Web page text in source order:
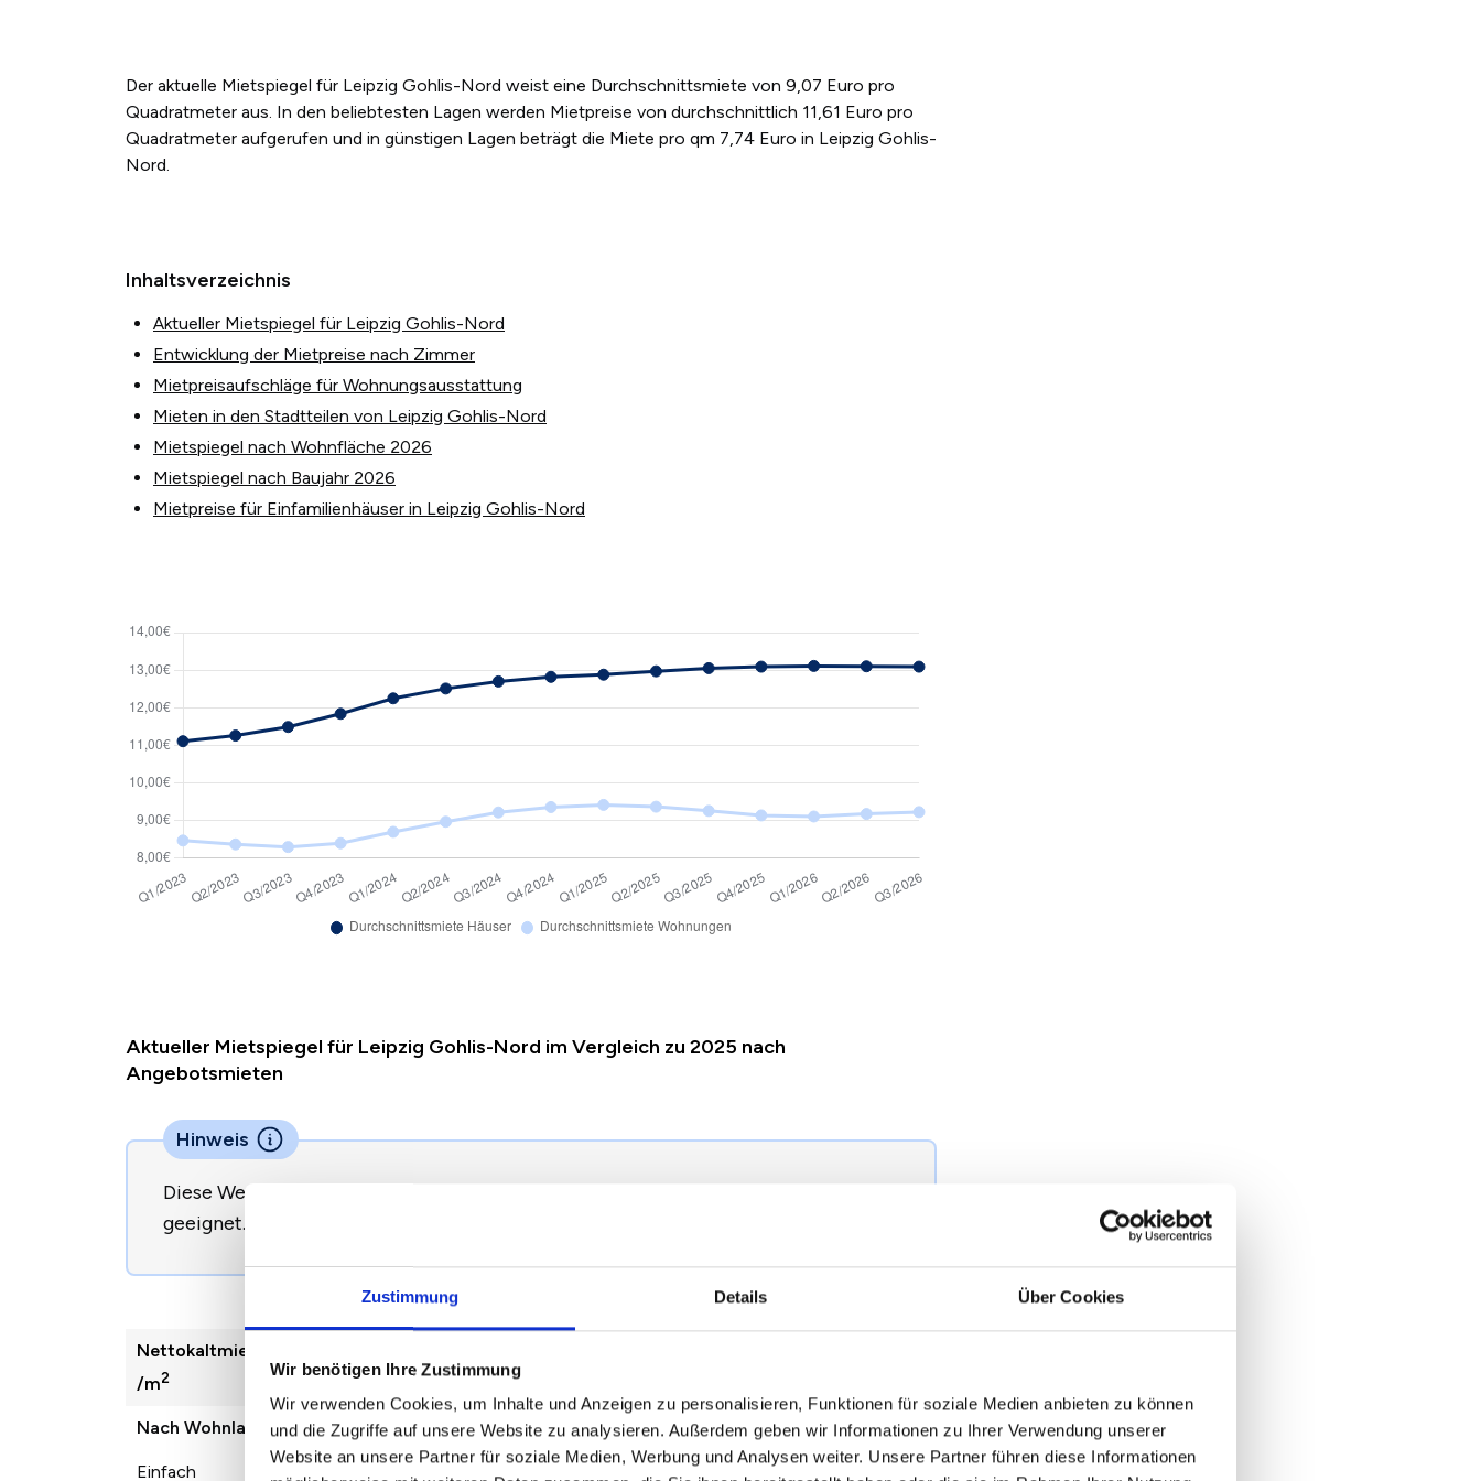
Zustimmung Details Über Cookies
Wir benötigen Ihre Zustimmung
Wir verwenden Cookies, um Inhalte und Anzeigen zu personalisieren, Funktionen für soziale Medien anbieten zu können
und die Zugriffe auf unsere Website zu analysieren. Außerdem geben wir Informationen zu Ihrer Verwendung unserer
Website an unsere Partner für soziale Medien, Werbung und Analysen weiter. Unsere Partner führen diese Informationen
Der aktuelle Mietspiegel für Leipzig Gohlis-Nord weist eine Durchschnittsmiete von 9,07 Euro pro
Quadratmeter aus. In den beliebtesten Lagen werden Mietpreise von durchschnittlich 11,61 Euro pro
Quadratmeter aufgerufen und in günstigen Lagen beträgt die Miete pro qm 7,74 Euro in Leipzig Gohlis-
Nord.
Inhaltsverzeichnis
Aktueller Mietspiegel für Leipzig Gohlis-Nord
Entwicklung der Mietpreise nach Zimmer
Mietpreisaufschläge für Wohnungsausstattung
Mieten in den Stadtteilen von Leipzig Gohlis-Nord
Mietspiegel nach Wohnfläche 2026
Mietspiegel nach Baujahr 2026
Mietpreise für Einfamilienhäuser in Leipzig Gohlis-Nord
Aktueller Mietspiegel für Leipzig Gohlis-Nord im Vergleich zu 2025 nach
Angebotsmieten
Hinweis
Diese Werte sind nicht direkt zur Begründung einer Mieterhöhung nach § 558 BGB
geeignet.
Nettokaltmiete
/m2
Nach Wohnlage
Einfach 7,74 € -0,09 €